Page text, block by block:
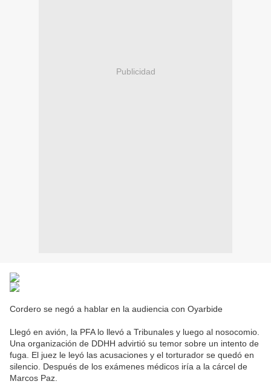
Publicidad
Cordero se negó a hablar en la audiencia con Oyarbide
Llegó en avión, la PFA lo llevó a Tribunales y luego al nosocomio.
Una organización de DDHH advirtió su temor sobre un intento de
fuga. El juez le leyó las acusaciones y el torturador se quedó en
silencio. Después de los exámenes médicos iría a la cárcel de
Marcos Paz.